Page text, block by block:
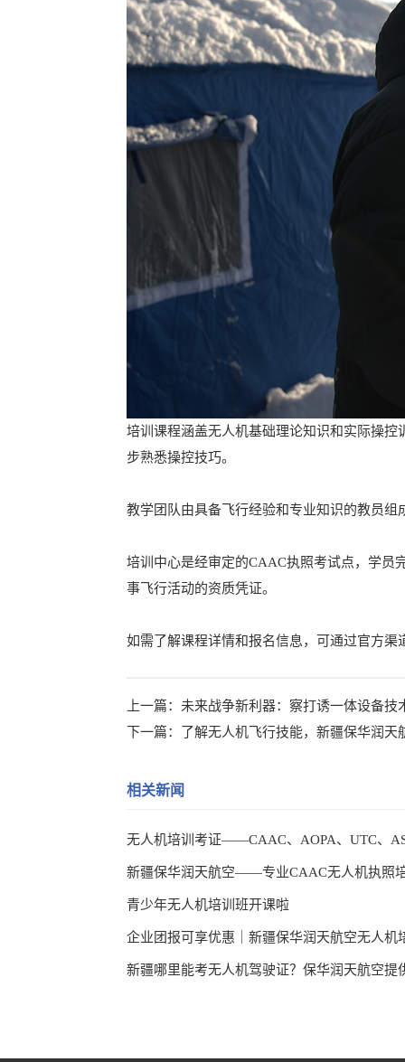
培训课程涵盖无人机基础理论知识和实际操
步熟悉操控技巧。
教学团队由具备飞行经验和专业知识的教员
培训中心是经审定的CAAC执照考试点，学员
事飞行活动的资质凭证。
如需了解课程详情和报名信息，可通过官方渠
上一篇： 未来战争新利器：察打诱一体设备技
下一篇：
了解无人机飞行技能，新疆保华润天
相关新闻
新疆保华润天航空——专业CAAC无人机执照
青少年无人机培训班开课啦
企业团报可享优惠｜新疆保华润天航空无人机